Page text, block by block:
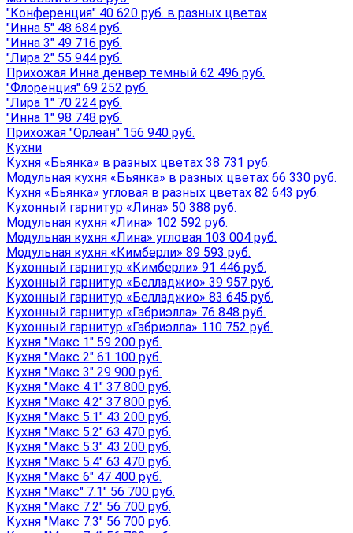
"Конференция" 40 620 руб. в разных цветах
"Инна 5" 48 684 руб.
"Инна 3" 49 716 руб.
"Лира 2" 55 944 руб.
Прихожая Инна денвер темный 62 496 руб.
"Флоренция" 69 252 руб.
"Лира 1" 70 224 руб.
"Инна 1" 98 748 руб.
Прихожая "Орлеан" 156 940 руб.
Кухни
Кухня «Бьянка» в разных цветах 38 731 руб.
Модульная кухня «Бьянка» в разных цветах 66 330 руб.
Кухня «Бьянка» угловая в разных цветах 82 643 руб.
Кухонный гарнитур «Лина» 50 388 руб.
Модульная кухня «Лина» 102 592 руб.
Модульная кухня «Лина» угловая 103 004 руб.
Модульная кухня «Кимберли» 89 593 руб.
Кухонный гарнитур «Кимберли» 91 446 руб.
Кухонный гарнитур «Белладжио» 39 957 руб.
Кухонный гарнитур «Белладжио» 83 645 руб.
Кухонный гарнитур «Габриэлла» 76 848 руб.
Кухонный гарнитур «Габриэлла» 110 752 руб.
Кухня "Макс 1" 59 200 руб.
Кухня "Макс 2" 61 100 руб.
Кухня "Макс 3" 29 900 руб.
Кухня "Макс 4.1" 37 800 руб.
Кухня "Макс 4.2" 37 800 руб.
Кухня "Макс 5.1" 43 200 руб.
Кухня "Макс 5.2" 63 470 руб.
Кухня "Макс 5.3" 43 200 руб.
Кухня "Макс 5.4" 63 470 руб.
Кухня "Макс 6" 47 400 руб.
Кухня "Макс" 7.1" 56 700 руб.
Кухня "Макс 7.2" 56 700 руб.
Кухня "Макс 7.3" 56 700 руб.